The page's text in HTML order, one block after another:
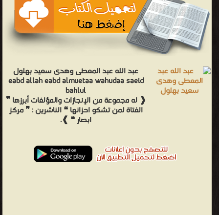
عبد الله عبد المعطى وهدى سعيد بهلول
eabd allah eabd almuetaa wahudaa saeid
bahlul
❰ له مجموعة من الإنجازات والمؤلفات أبرزها ❞
الفتاة لمن تشكو احزانها ❝ الناشرين : ❞ مركز
ابصار ❝ ❱.